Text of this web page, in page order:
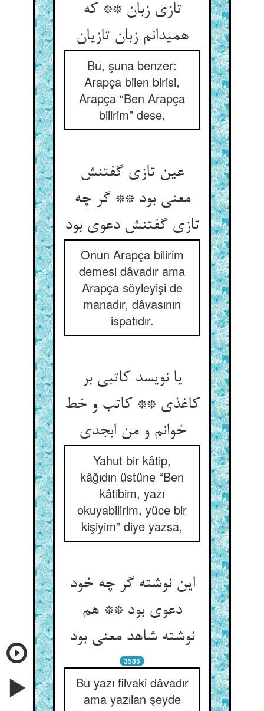
تازی زبان ** که
همی‏دانم زبان تازیان‏
Bu, şuna benzer:
Arapça bilen birisi,
Arapça “Ben Arapça
bilirim” dese,
عین تازی گفتنش
معنی بود ** گر چه
تازی گفتنش دعوی بود
Onun Arapça bilirim
demesi dâvadır ama
Arapça söyleyişi de
manadır, dâvasının
ispatıdır.
یا نویسد کاتبی بر
کاغذی ** کاتب و خط
خوانم و من ابجدی‏
Yahut bir kâtip,
kâğıdın üstüne “Ben
kâtibim, yazı
okuyabilirim, yüce bir
kişiyim” diye yazsa,
این نوشته گر چه خود
دعوی بود ** هم
نوشته شاهد معنی بود
3585
Bu yazı filvaki dâvadır
ama yazılan şeyde